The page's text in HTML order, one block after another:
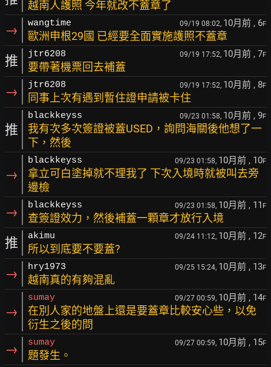
越南人護照 今年就改不蓋章了
→ wangtime 09/19 08:02, 10月前 , 6F
歐洲申根29國 已經要全面實施護照不蓋章
推 jtr6208 09/19 17:52, 10月前 , 7F
要帶著機票回去補蓋
→ jtr6208 09/19 17:52, 10月前 , 8F
同事上次有遇到暫住證申請被卡住
推
blackkeyss 09/23 01:58, 10月前 , 9F
我有次多次簽證被蓋USED，詢問海關後他想了一
下，然後
→
blackkeyss 09/23 01:58, 10月前 , 10F
拿立可白塗掉就不理我了 下次入境時就被叫去旁
邊檢
→ blackkeyss 09/23 01:58, 10月前 , 11 F
查簽證效力，然後補蓋一顆章才放行入境
推 akimu 09/24 11:12, 10月前 , 12F
所以到底要不要蓋?
→ hry1973 09/25 15:24, 10月前 , 13F
越南真的有夠混亂
→
sumay 09/27 00:59, 10月前 , 14F
在別人家的地盤上還是要蓋章比較安心些，以免
衍生之後的問
→ sumay 09/27 00:59, 10月前 , 15F
題發生。